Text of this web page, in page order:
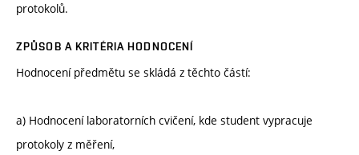
protokolů.
ZPŮSOB A KRITÉRIA HODNOCENÍ
Hodnocení předmětu se skládá z těchto částí:
a) Hodnocení laboratorních cvičení, kde student vypracuje
protokoly z měření,